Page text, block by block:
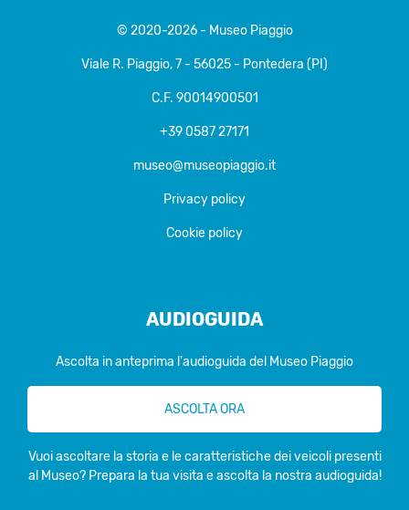
© 2020-2026 - Museo Piaggio
Viale R. Piaggio, 7 - 56025 - Pontedera (PI)
C.F. 90014900501
+39 0587 27171
museo@museopiaggio.it
Privacy policy
Cookie policy
AUDIOGUIDA
Ascolta in anteprima l'audioguida del Museo Piaggio
ASCOLTA ORA
Vuoi ascoltare la storia e le caratteristiche dei veicoli presenti
al Museo? Prepara la tua visita e ascolta la nostra audioguida!